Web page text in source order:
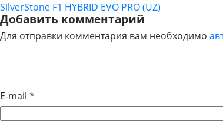
НАВИГАЦИЯ
ПО
SilverStone F1 HYBRID EVO PRO (UZ)
Добавить комментарий
Для отправки комментария вам необходимо
E-mail *